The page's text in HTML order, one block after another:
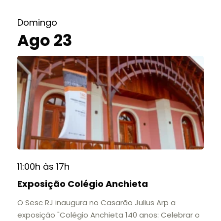
Domingo
Ago 23
11:00h às 17h
Exposição Colégio Anchieta
O Sesc RJ inaugura no Casarão Julius Arp a
exposição "Colégio Anchieta 140 anos: Celebrar o